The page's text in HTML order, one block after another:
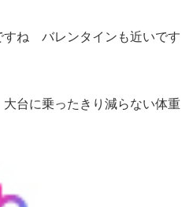
すね バレンタインも近いです
台に乗ったきり減らない体重